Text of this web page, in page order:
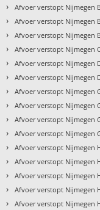
› Afvoer verstopt Nijmegen
› Afvoer verstopt Nijmegen
› Afvoer verstopt Nijmegen
› Afvoer verstopt Nijmegen
› Afvoer verstopt Nijmegen
› Afvoer verstopt Nijmegen
› Afvoer verstopt Nijmegen
› Afvoer verstopt Nijmegen
› Afvoer verstopt Nijmegen
› Afvoer verstopt Nijmegen
› Afvoer verstopt Nijmegen
› Afvoer verstopt Nijmegen
› Afvoer verstopt Nijmegen
› Afvoer verstopt Nijmegen
› Afvoer verstopt Nijmegen